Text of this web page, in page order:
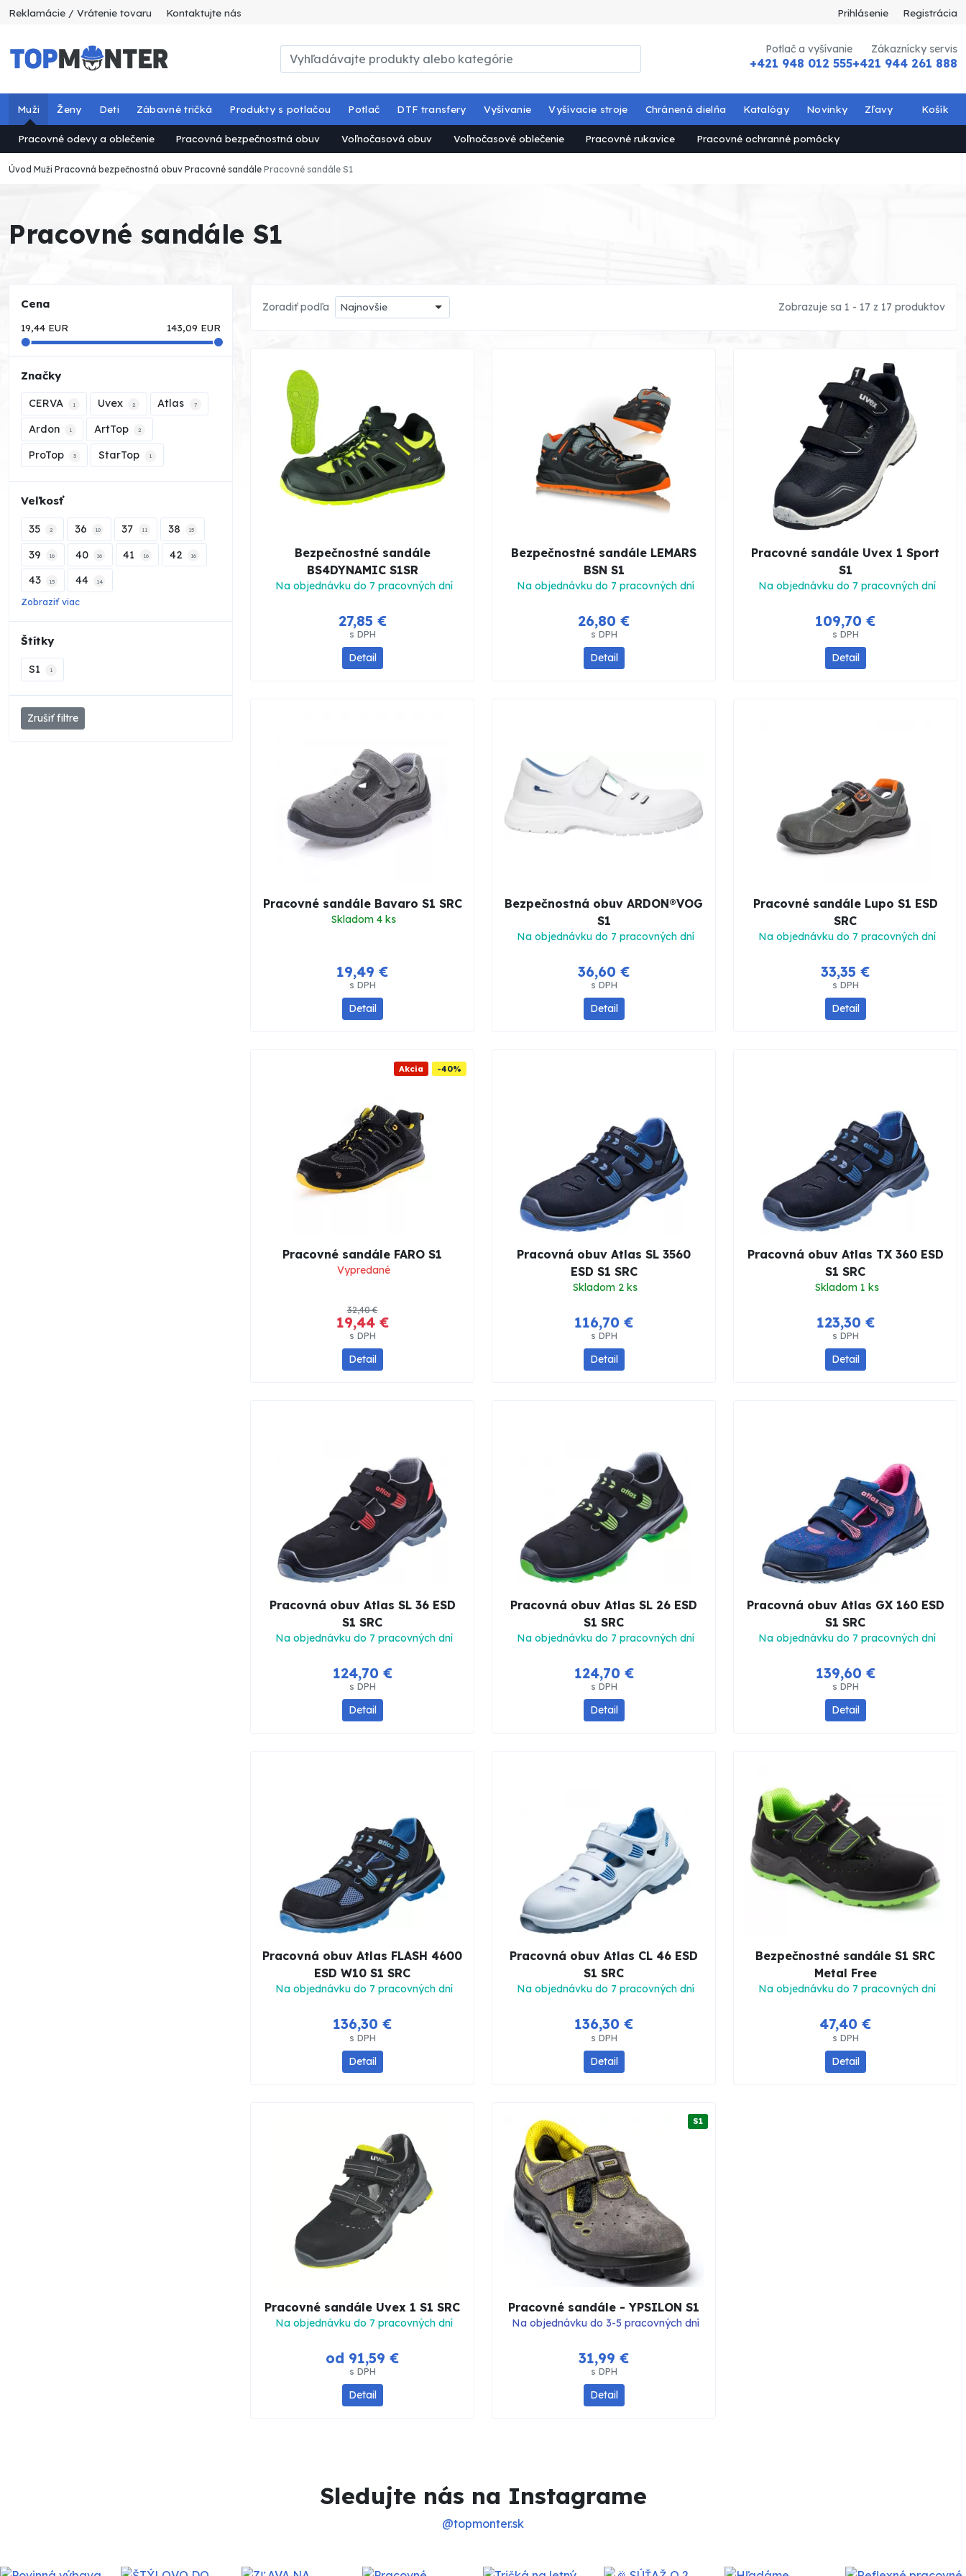
Reklamácie / Vrátenie tovaru Kontaktujte nás Prihlásenie Registrácia
Potlač a vyšívanie
+421 948 012 555
Zákaznícky servis
+421 944 261 888
Muži
Pracovné odevy a oblečenie Pracovná bezpečnostná obuv Voľnočasová obuv Voľnočasové oblečenie Pracovné rukavice Pracovné ochranné pomôcky
Ženy Deti Zábavné tričká Produkty s potlačou Potlač DTF transfery Vyšívanie Vyšívacie stroje Chránená dielňa Katalógy Novinky Zľavy Košík
Úvod Muži Pracovná bezpečnostná obuv Pracovné sandále Pracovné sandále S1
Pracovné sandále S1
Cena
19,44 EUR 143,09 EUR
Značky
CERVA 1 Uvex 2 Atlas 7
Ardon 1 ArtTop 2
ProTop 3 StarTop 1
Veľkosť
35 2 36 10 37 11 38 15
39 16 40 16 41 16 42 16
43 15 44 14
Zobraziť viac
Štítky
S1 1
Zrušiť filtre
Zoradiť podľa Najnovšie Zobrazuje sa 1 - 17 z 17 produktov
Bezpečnostné sandále
BS4DYNAMIC S1SR
Na objednávku do 7 pracovných dní
27,85 €
s DPH
Detail
Bezpečnostné sandále LEMARS
BSN S1
Na objednávku do 7 pracovných dní
26,80 €
s DPH
Detail
Pracovné sandále Uvex 1 Sport
S1
Na objednávku do 7 pracovných dní
109,70 €
s DPH
Detail
Pracovné sandále Bavaro S1 SRC
Skladom 4 ks
19,49 €
s DPH
Detail
Bezpečnostná obuv ARDON®VOG
S1
Na objednávku do 7 pracovných dní
36,60 €
s DPH
Detail
Pracovné sandále Lupo S1 ESD
SRC
Na objednávku do 7 pracovných dní
33,35 €
s DPH
Detail
Akcia -40%
Pracovné sandále FARO S1
Vypredané
32,40 €
19,44 €
s DPH
Detail
Pracovná obuv Atlas SL 3560
ESD S1 SRC
Skladom 2 ks
116,70 €
s DPH
Detail
Pracovná obuv Atlas TX 360 ESD
S1 SRC
Skladom 1 ks
123,30 €
s DPH
Detail
Pracovná obuv Atlas SL 36 ESD
S1 SRC
Na objednávku do 7 pracovných dní
124,70 €
s DPH
Detail
Pracovná obuv Atlas SL 26 ESD
S1 SRC
Na objednávku do 7 pracovných dní
124,70 €
s DPH
Detail
Pracovná obuv Atlas GX 160 ESD
S1 SRC
Na objednávku do 7 pracovných dní
139,60 €
s DPH
Detail
Pracovná obuv Atlas FLASH 4600
ESD W10 S1 SRC
Na objednávku do 7 pracovných dní
136,30 €
s DPH
Detail
Pracovná obuv Atlas CL 46 ESD
S1 SRC
Na objednávku do 7 pracovných dní
136,30 €
s DPH
Detail
Bezpečnostné sandále S1 SRC
Metal Free
Na objednávku do 7 pracovných dní
47,40 €
s DPH
Detail
Pracovné sandále Uvex 1 S1 SRC
Na objednávku do 7 pracovných dní
od 91,59 €
s DPH
Detail
S1
Pracovné sandále - YPSILON S1
Na objednávku do 3-5 pracovných dní
31,99 €
s DPH
Detail
Sledujte nás na Instagrame
@topmonter.sk